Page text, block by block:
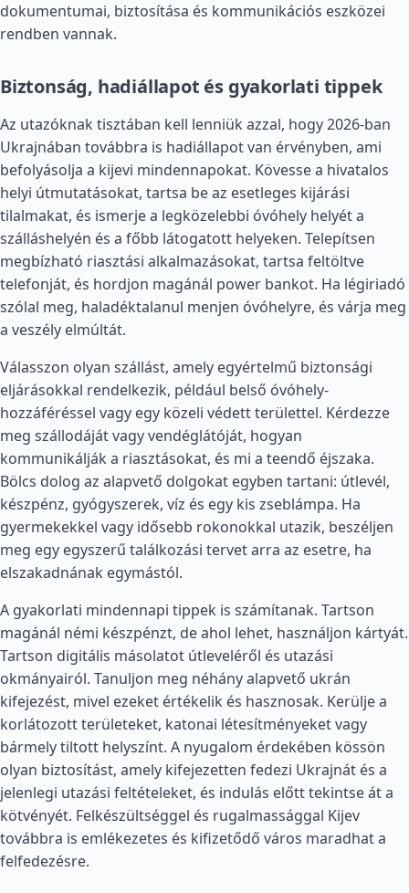
dokumentumai, biztosítása és kommunikációs eszközei
rendben vannak.
Biztonság, hadiállapot és gyakorlati tippek
Az utazóknak tisztában kell lenniük azzal, hogy 2026-ban
Ukrajnában továbbra is hadiállapot van érvényben, ami
befolyásolja a kijevi mindennapokat. Kövesse a hivatalos
helyi útmutatásokat, tartsa be az esetleges kijárási
tilalmakat, és ismerje a legközelebbi óvóhely helyét a
szálláshelyén és a főbb látogatott helyeken. Telepítsen
megbízható riasztási alkalmazásokat, tartsa feltöltve
telefonját, és hordjon magánál power bankot. Ha légiriadó
szólal meg, haladéktalanul menjen óvóhelyre, és várja meg
a veszély elmúltát.
Válasszon olyan szállást, amely egyértelmű biztonsági
eljárásokkal rendelkezik, például belső óvóhely-
hozzáféréssel vagy egy közeli védett területtel. Kérdezze
meg szállodáját vagy vendéglátóját, hogyan
kommunikálják a riasztásokat, és mi a teendő éjszaka.
Bölcs dolog az alapvető dolgokat egyben tartani: útlevél,
készpénz, gyógyszerek, víz és egy kis zseblámpa. Ha
gyermekekkel vagy idősebb rokonokkal utazik, beszéljen
meg egy egyszerű találkozási tervet arra az esetre, ha
elszakadnának egymástól.
A gyakorlati mindennapi tippek is számítanak. Tartson
magánál némi készpénzt, de ahol lehet, használjon kártyát.
Tartson digitális másolatot útleveléről és utazási
okmányairól. Tanuljon meg néhány alapvető ukrán
kifejezést, mivel ezeket értékelik és hasznosak. Kerülje a
korlátozott területeket, katonai létesítményeket vagy
bármely tiltott helyszínt. A nyugalom érdekében kössön
olyan biztosítást, amely kifejezetten fedezi Ukrajnát és a
jelenlegi utazási feltételeket, és indulás előtt tekintse át a
kötvényét. Felkészültséggel és rugalmassággal Kijev
továbbra is emlékezetes és kifizetődő város maradhat a
felfedezésre.